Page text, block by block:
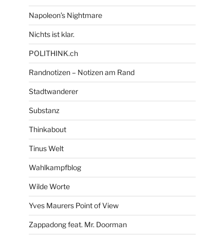
Napoleon’s Nightmare
Nichts ist klar.
POLITHINK.ch
Randnotizen – Notizen am Rand
Stadtwanderer
Substanz
Thinkabout
Tinus Welt
Wahlkampfblog
Wilde Worte
Yves Maurers Point of View
Zappadong feat. Mr. Doorman